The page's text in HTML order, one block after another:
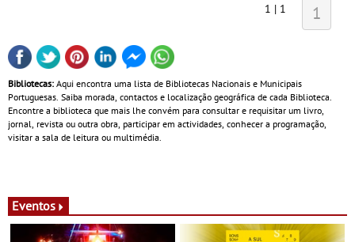
1 | 1 1
Bibliotecas: Aqui encontra uma lista de Bibliotecas Nacionais e Municipais
Portuguesas. Saiba morada, contactos e localização geográfica de cada Biblioteca.
Encontre a biblioteca que mais lhe convém para consultar e requisitar um livro,
jornal, revista ou outra obra, participar em actividades, conhecer a programação,
visitar a sala de leitura ou multimédia.
Eventos